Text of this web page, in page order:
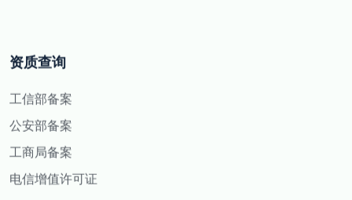
资质查询
工信部备案
公安部备案
工商局备案
电信增值许可证